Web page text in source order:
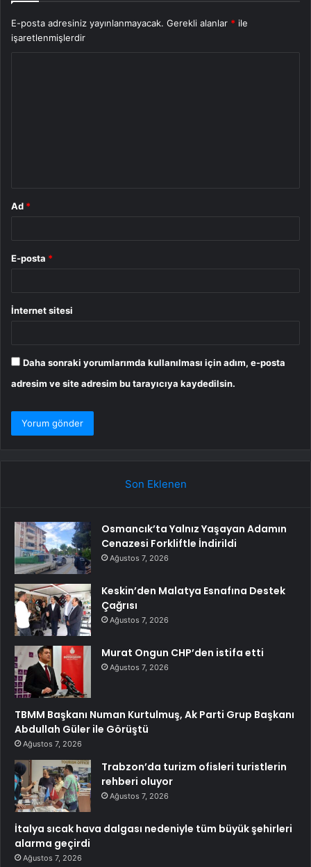
E-posta adresiniz yayınlanmayacak. Gerekli alanlar * ile
işaretlenmişlerdir
Ad *
E-posta *
İnternet sitesi
Daha sonraki yorumlarımda kullanılması için adım, e-posta
adresim ve site adresim bu tarayıcıya kaydedilsin.
Son Eklenen
Osmancık’ta Yalnız Yaşayan Adamın
Cenazesi Forkliftle İndirildi
Ağustos 7, 2026
Keskin’den Malatya Esnafına Destek
Çağrısı
Ağustos 7, 2026
Murat Ongun CHP’den istifa etti
Ağustos 7, 2026
TBMM Başkanı Numan Kurtulmuş, Ak Parti Grup Başkanı
Abdullah Güler ile Görüştü
Ağustos 7, 2026
Trabzon’da turizm ofisleri turistlerin
rehberi oluyor
Ağustos 7, 2026
İtalya sıcak hava dalgası nedeniyle tüm büyük şehirleri
alarma geçirdi
Ağustos 7, 2026